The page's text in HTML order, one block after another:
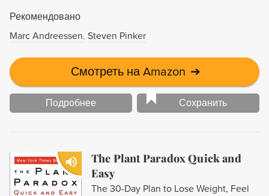
Рекомендовано
Marc Andreessen Steven Pinker
Смотреть на Amazon ➔
Подробнее Сохранить
The Plant Paradox Quick and
Easy
The 30-Day Plan to Lose Weight, Feel